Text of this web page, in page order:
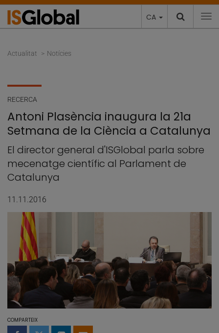
CA
Actualitat Notícies
RECERCA
Antoni Plasència inaugura la 21a
Setmana de la Ciència a Catalunya
El director general d'ISGlobal parla sobre
mecenatge científic al Parlament de
Catalunya
11.11.2016
COMPARTEIX